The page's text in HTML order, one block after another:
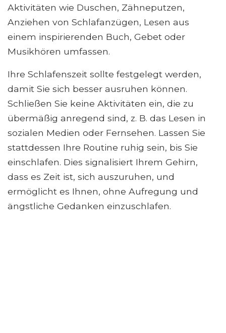
Aktivitäten wie Duschen, Zähneputzen,
Anziehen von Schlafanzügen, Lesen aus
einem inspirierenden Buch, Gebet oder
Musikhören umfassen.
Ihre Schlafenszeit sollte festgelegt werden,
damit Sie sich besser ausruhen können.
Schließen Sie keine Aktivitäten ein, die zu
übermäßig anregend sind, z. B. das Lesen in
sozialen Medien oder Fernsehen. Lassen Sie
stattdessen Ihre Routine ruhig sein, bis Sie
einschlafen. Dies signalisiert Ihrem Gehirn,
dass es Zeit ist, sich auszuruhen, und
ermöglicht es Ihnen, ohne Aufregung und
ängstliche Gedanken einzuschlafen.